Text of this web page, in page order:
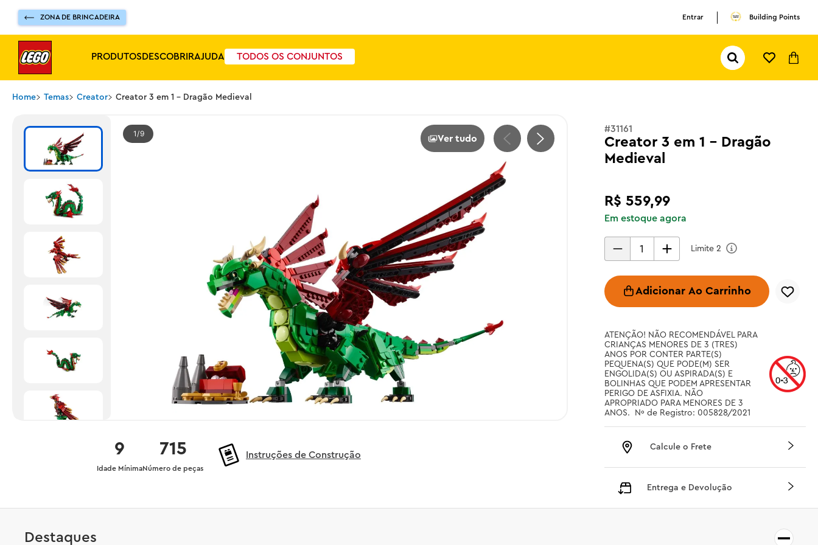
ZONA DE BRINCADEIRA Entrar Building Points
PRODUTOSDESCOBRIRAJUDA TODOS OS CONJUNTOS
Pesquisar...
Home Temas Creator Creator 3 em 1 - Dragão Medieval
1 9 Ver tudo
715
Número de peças
9
Idade Mínima
Instruções de Construção
#31161
Creator 3 em 1 - Dragão
Medieval
R$ 559,99
Em estoque agora
Limite 2
Adicionar Ao Carrinho
ATENÇÃO! NÃO RECOMENDÁVEL PARA
CRIANÇAS MENORES DE 3 (TRES)
ANOS POR CONTER PARTE(S)
PEQUENA(S) QUE PODE(M) SER
ENGOLIDA(S) OU ASPIRADA(S) E
BOLINHAS QUE PODEM APRESENTAR
PERIGO DE ASFIXIA. NÃO
APROPRIADO PARA MENORES DE 3
ANOS.  Nº de Registro: 005828/2021
Calcule o Frete
Entrega e Devolução
Destaques
TERMOS MAIS BUSCADOS
ferrari